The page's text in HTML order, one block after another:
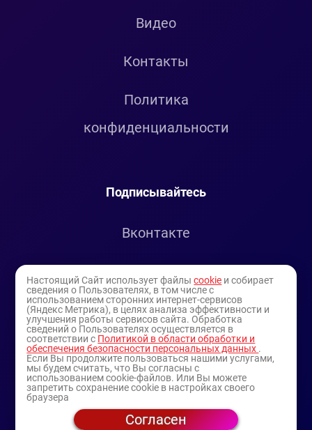
Видео
Контакты
Политика
конфиденциальности
Подписывайтесь
Вконтакте
Youtube
© 1994-2025 — торговая витрина ИП Булатов В.А.
Настоящий Сайт использует файлыcookie и собирает
сведения о Пользователях, в том числе с
использованием сторонних интернет-сервисов
(Яндекс Метрика), в целях анализа эффективности и
улучшения работы сервисов сайта. Обработка
сведений о Пользователях осуществляется в
соответствии с Политикой в области обработки и
обеспечения безопасности персональных данных .
Если Вы продолжите пользоваться нашими услугами,
мы будем считать, что Вы согласны с
использованием cookie-файлов. Или Вы можете
запретить сохранение cookie в настройках своего
браузера
Согласен